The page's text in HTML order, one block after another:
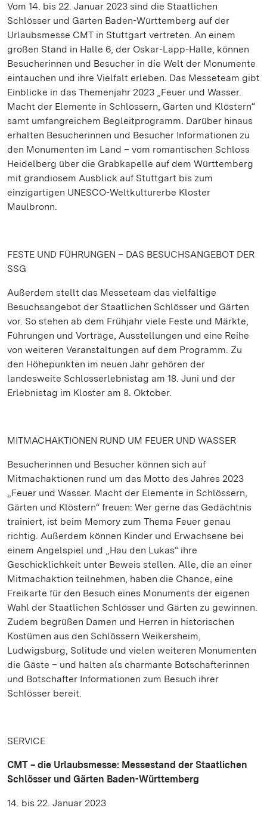
Vom 14. bis 22. Januar 2023 sind die Staatlichen
Schlösser und Gärten Baden-Württemberg auf der
Urlaubsmesse CMT in Stuttgart vertreten. An einem
großen Stand in Halle 6, der Oskar-Lapp-Halle, können
Besucherinnen und Besucher in die Welt der Monumente
eintauchen und ihre Vielfalt erleben. Das Messeteam gibt
Einblicke in das Themenjahr 2023 „Feuer und Wasser.
Macht der Elemente in Schlössern, Gärten und Klöstern“
samt umfangreichem Begleitprogramm. Darüber hinaus
erhalten Besucherinnen und Besucher Informationen zu
den Monumenten im Land – vom romantischen Schloss
Heidelberg über die Grabkapelle auf dem Württemberg
mit grandiosem Ausblick auf Stuttgart bis zum
einzigartigen UNESCO-Weltkulturerbe Kloster
Maulbronn.
FESTE UND FÜHRUNGEN – DAS BESUCHSANGEBOT DER
SSG
Außerdem stellt das Messeteam das vielfältige
Besuchsangebot der Staatlichen Schlösser und Gärten
vor. So stehen ab dem Frühjahr viele Feste und Märkte,
Führungen und Vorträge, Ausstellungen und eine Reihe
von weiteren Veranstaltungen auf dem Programm. Zu
den Höhepunkten im neuen Jahr gehören der
landesweite Schlosserlebnistag am 18. Juni und der
Erlebnistag im Kloster am 8. Oktober.
MITMACHAKTIONEN RUND UM FEUER UND WASSER
Besucherinnen und Besucher können sich auf
Mitmachaktionen rund um das Motto des Jahres 2023
„Feuer und Wasser. Macht der Elemente in Schlössern,
Gärten und Klöstern“ freuen: Wer gerne das Gedächtnis
trainiert, ist beim Memory zum Thema Feuer genau
richtig. Außerdem können Kinder und Erwachsene bei
einem Angelspiel und „Hau den Lukas“ ihre
Geschicklichkeit unter Beweis stellen. Alle, die an einer
Mitmachaktion teilnehmen, haben die Chance, eine
Freikarte für den Besuch eines Monuments der eigenen
Wahl der Staatlichen Schlösser und Gärten zu gewinnen.
Zudem begrüßen Damen und Herren in historischen
Kostümen aus den Schlössern Weikersheim,
Ludwigsburg, Solitude und vielen weiteren Monumenten
die Gäste – und halten als charmante Botschafterinnen
und Botschafter Informationen zum Besuch ihrer
Schlösser bereit.
SERVICE
CMT – die Urlaubsmesse: Messestand der Staatlichen
Schlösser und Gärten Baden-Württemberg
14. bis 22. Januar 2023